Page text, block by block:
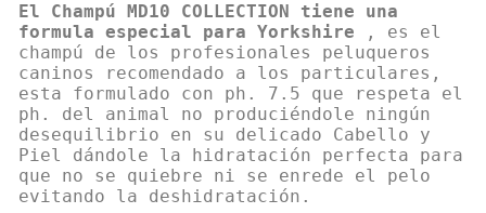
El Champú MD10 COLLECTION tiene una
formula especial para Yorkshire , es el
champú de los profesionales peluqueros
caninos recomendado a los particulares,
esta formulado con ph. 7.5 que respeta el
ph. del animal no produciéndole ningún
desequilibrio en su delicado Cabello y
Piel dándole la hidratación perfecta para
que no se quiebre ni se enrede el pelo
evitando la deshidratación.